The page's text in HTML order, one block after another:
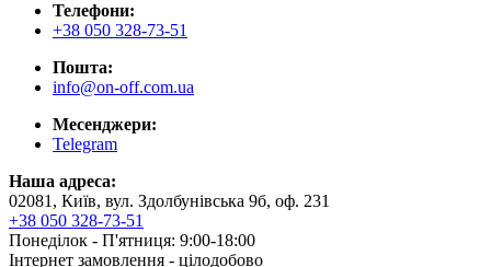
Телефони:
+38 050 328-73-51
Пошта:
info@on-off.com.ua
Месенджери:
Telegram
Наша адреса:
02081, Київ, вул. Здолбунівська 9б, оф. 231
+38 050 328-73-51
Понеділок - П'ятниця: 9:00-18:00
Інтернет замовлення - цілодобово